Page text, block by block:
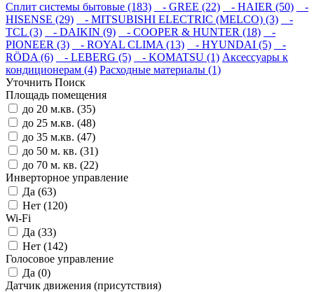
Сплит системы бытовые (183)
- GREE (22) - HAIER (50)
-
HISENSE (29)
- MITSUBISHI ELECTRIC (MELCO) (3)
-
TCL (3)
- DAIKIN (9) - COOPER & HUNTER (18)
-
PIONEER (3)
- ROYAL CLIMA (13) - HYUNDAI (5)
-
RÖDA (6)
- LEBERG (5) - KOMATSU (1) Аксессуары к
кондиционерам (4) Расходные материалы (1)
Уточнить Поиск
Площадь помещения
до 20 м.кв. (35)
до 25 м.кв. (48)
до 35 м.кв. (47)
до 50 м. кв. (31)
до 70 м. кв. (22)
Инверторное управление
Да (63)
Нет (120)
Wi-Fi
Да (33)
Нет (142)
Голосовое управление
Да (0)
Датчик движения (присутствия)